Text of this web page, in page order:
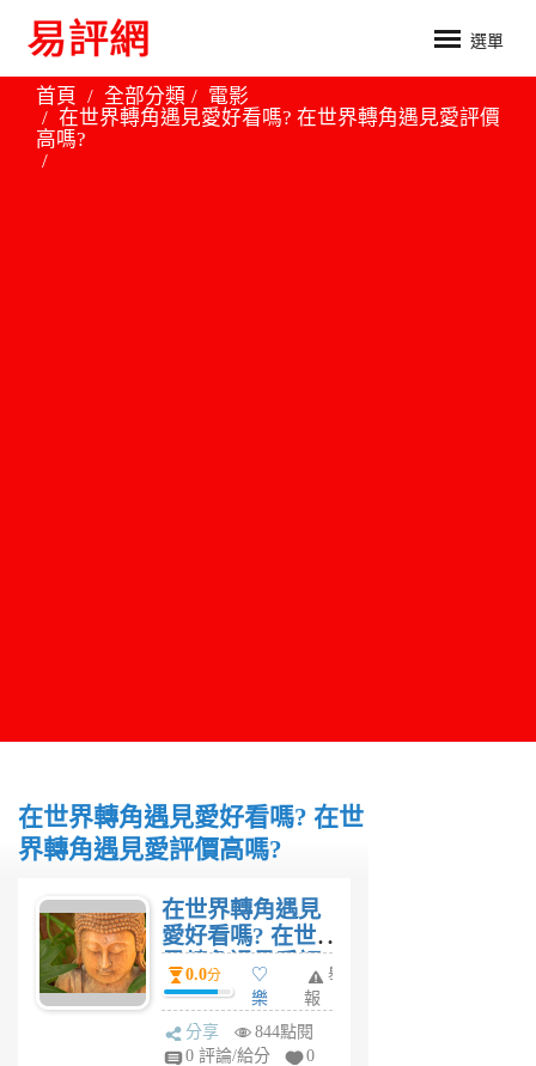
選單
首頁 全部分類
電影
在世界轉角遇見愛好看嗎? 在世界轉角遇見愛評價
高嗎?
在世界轉角遇見愛好看嗎? 在世
界轉角遇見愛評價高嗎?
在世界轉角遇見
愛好看嗎? 在世
界轉角遇見愛評
價高嗎?
0.0分
♡
樂
樂
6
舉
報
分享
844點閱
0 評論/給分
0